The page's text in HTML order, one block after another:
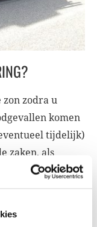
zodra u
komen
tijdelijk)
zaken, als
meestal een
we met